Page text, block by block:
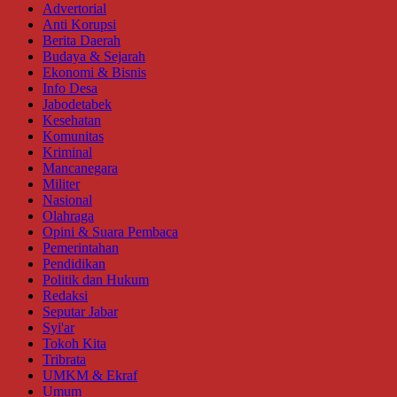
Advertorial
Anti Korupsi
Berita Daerah
Budaya & Sejarah
Ekonomi & Bisnis
Info Desa
Jabodetabek
Kesehatan
Komunitas
Kriminal
Mancanegara
Militer
Nasional
Olahraga
Opini & Suara Pembaca
Pemerintahan
Pendidikan
Politik dan Hukum
Redaksi
Seputar Jabar
Syi'ar
Tokoh Kita
Tribrata
UMKM & Ekraf
Umum